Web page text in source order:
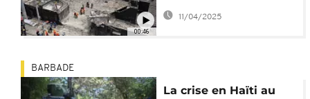
00:46
l'effondrement
11/04/2025
BARBADE
La crise en Haïti au